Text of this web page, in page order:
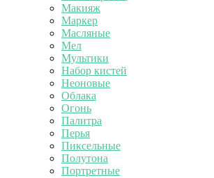
Макияж
Маркер
Масляные
Мел
Мультики
Набор кистей
Неоновые
Облака
Огонь
Палитра
Перья
Пиксельные
Полутона
Портретные